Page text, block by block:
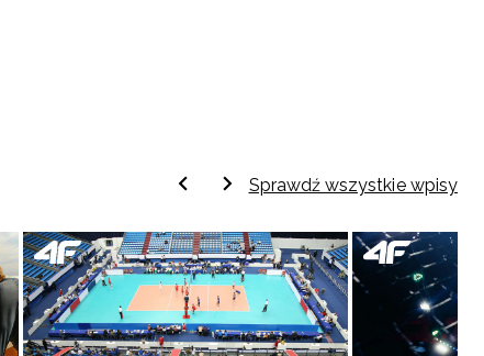
Sprawdź wszystkie wpisy